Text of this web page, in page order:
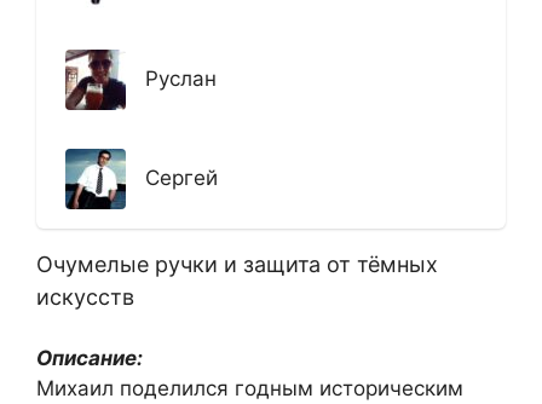
Руслан
Сергей
Очумелые ручки и защита от тёмных
искусств
Описание:
Михаил поделился годным историческим